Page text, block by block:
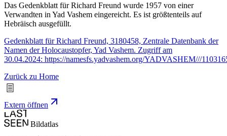
Das Gedenkblatt für Richard Freund wurde 1957 von einer
Verwandten in Yad Vashem eingereicht. Es ist größtenteils auf
Hebräisch ausgefüllt.
Gedenkblatt für Richard Freund, 3180458, Zentrale Datenbank der
Namen der Holocaustopfer, Yad Vashem. Zugriff am
30.04.2024: https://namesfs.yadvashem.org/YADVASHEM///
Zurück zu Home
Extern öffnen
Bildatlas